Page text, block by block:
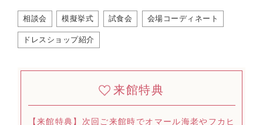
相談会 模擬挙式 試食会 会場コーディネート
ドレスショップ紹介
来館特典
【来館特典】次回ご来館時でオマール海老やフカヒ